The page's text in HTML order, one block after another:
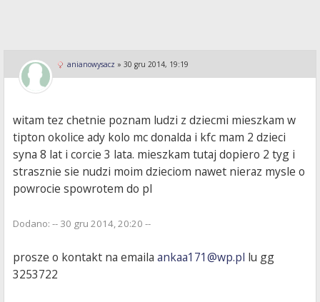
anianowysacz » 30 gru 2014, 19:19
witam tez chetnie poznam ludzi z dziecmi mieszkam w
tipton okolice ady kolo mc donalda i kfc mam 2 dzieci
syna 8 lat i corcie 3 lata. mieszkam tutaj dopiero 2 tyg i
strasznie sie nudzi moim dzieciom nawet nieraz mysle o
powrocie spowrotem do pl
Dodano: -- 30 gru 2014, 20:20 --
prosze o kontakt na emailaankaa171@wp.pl lu gg
3253722